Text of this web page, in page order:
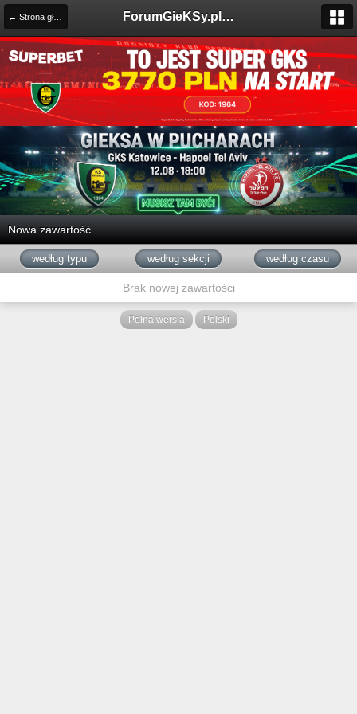
← Strona główna ForumGieKSy.pl - Oficjalne forum kibiców GKS Katowice
Nowa zawartość
według typu według sekcji według czasu
Brak nowej zawartości
Pełna wersja Polski